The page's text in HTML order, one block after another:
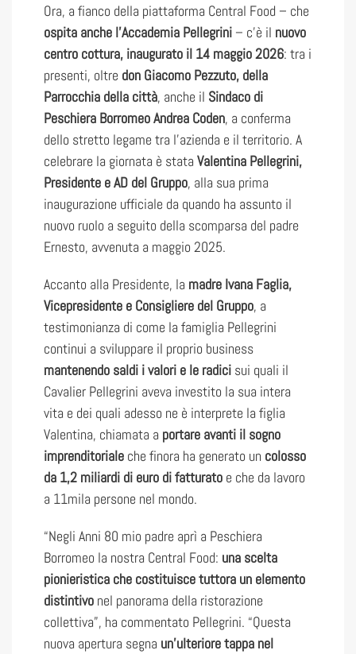
Ora, a fianco della piattaforma Central Food – che
ospita anche l’Accademia Pellegrini – c’è il nuovo
centro cottura, inaugurato il 14 maggio 2026: tra i
presenti, oltre don Giacomo Pezzuto, della
Parrocchia della città, anche il Sindaco di
Peschiera Borromeo Andrea Coden, a conferma
dello stretto legame tra l’azienda e il territorio. A
celebrare la giornata è stata Valentina Pellegrini,
Presidente e AD del Gruppo, alla sua prima
inaugurazione ufficiale da quando ha assunto il
nuovo ruolo a seguito della scomparsa del padre
Ernesto, avvenuta a maggio 2025.
Accanto alla Presidente, la madre Ivana Faglia,
Vicepresidente e Consigliere del Gruppo, a
testimonianza di come la famiglia Pellegrini
continui a sviluppare il proprio business
mantenendo saldi i valori e le radici sui quali il
Cavalier Pellegrini aveva investito la sua intera
vita e dei quali adesso ne è interprete la figlia
Valentina, chiamata a portare avanti il sogno
imprenditoriale che finora ha generato un colosso
da 1,2 miliardi di euro di fatturato e che da lavoro
a 11mila persone nel mondo.
“Negli Anni 80 mio padre aprì a Peschiera
Borromeo la nostra Central Food: una scelta
pionieristica che costituisce tuttora un elemento
distintivo nel panorama della ristorazione
collettiva”, ha commentato Pellegrini. “Questa
nuova apertura segna un’ulteriore tappa nel